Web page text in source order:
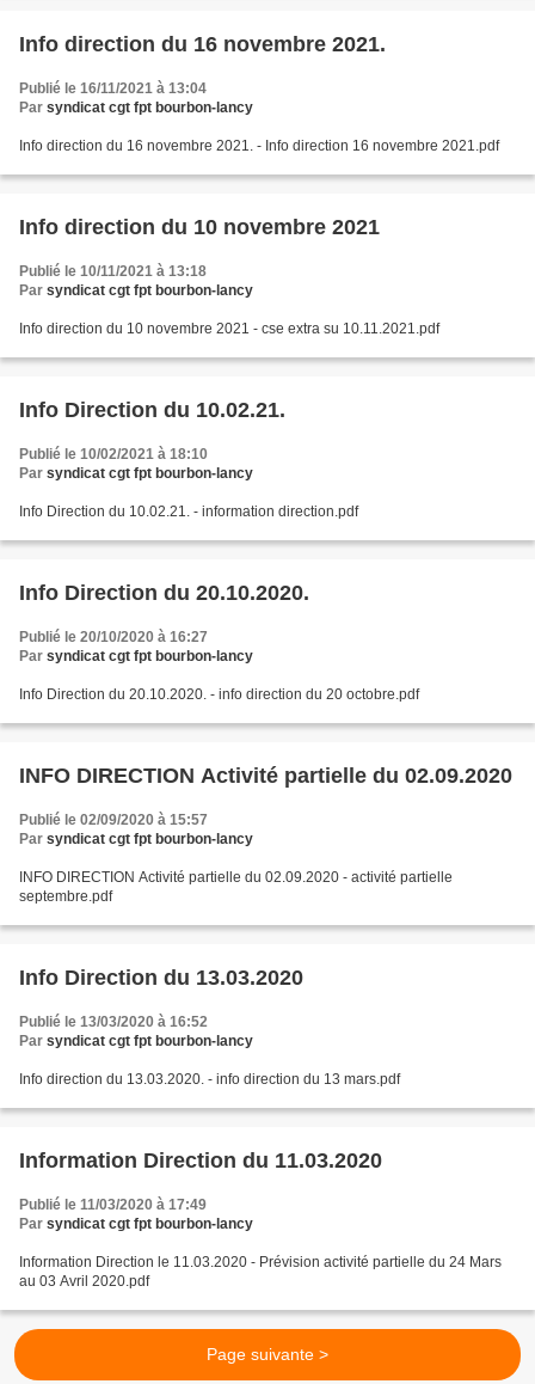
Info direction du 16 novembre 2021.
Publié le 16/11/2021 à 13:04
Par syndicat cgt fpt bourbon-lancy
Info direction du 16 novembre 2021. - Info direction 16 novembre 2021.pdf
Info direction du 10 novembre 2021
Publié le 10/11/2021 à 13:18
Par syndicat cgt fpt bourbon-lancy
Info direction du 10 novembre 2021 - cse extra su 10.11.2021.pdf
Info Direction du 10.02.21.
Publié le 10/02/2021 à 18:10
Par syndicat cgt fpt bourbon-lancy
Info Direction du 10.02.21. - information direction.pdf
Info Direction du 20.10.2020.
Publié le 20/10/2020 à 16:27
Par syndicat cgt fpt bourbon-lancy
Info Direction du 20.10.2020. - info direction du 20 octobre.pdf
INFO DIRECTION Activité partielle du 02.09.2020
Publié le 02/09/2020 à 15:57
Par syndicat cgt fpt bourbon-lancy
INFO DIRECTION Activité partielle du 02.09.2020 - activité partielle
septembre.pdf
Info Direction du 13.03.2020
Publié le 13/03/2020 à 16:52
Par syndicat cgt fpt bourbon-lancy
Info direction du 13.03.2020. - info direction du 13 mars.pdf
Information Direction du 11.03.2020
Publié le 11/03/2020 à 17:49
Par syndicat cgt fpt bourbon-lancy
Information Direction le 11.03.2020 - Prévision activité partielle du 24 Mars
au 03 Avril 2020.pdf
Page suivante >